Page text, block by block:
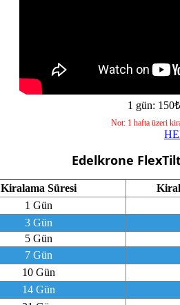
1 gün: 150₺
Not: 1 hafta üzeri
Edelkrone
Kiralama Süresi
1 Gün
3 Gün
5 Gün
7 Gün
10 Gün
14 Gün